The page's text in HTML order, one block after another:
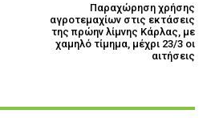
Παραχώρηση χρήσης
αγροτεμαχίων στις εκτάσεις
της πρώην λίμνης Κάρλας, με
χαμηλό τίμημα, μέχρι 23/3 οι
αιτήσεις